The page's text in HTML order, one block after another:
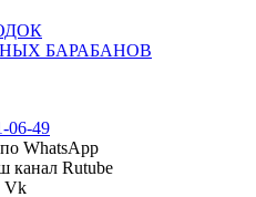
БАРАБАНОВ
06-49